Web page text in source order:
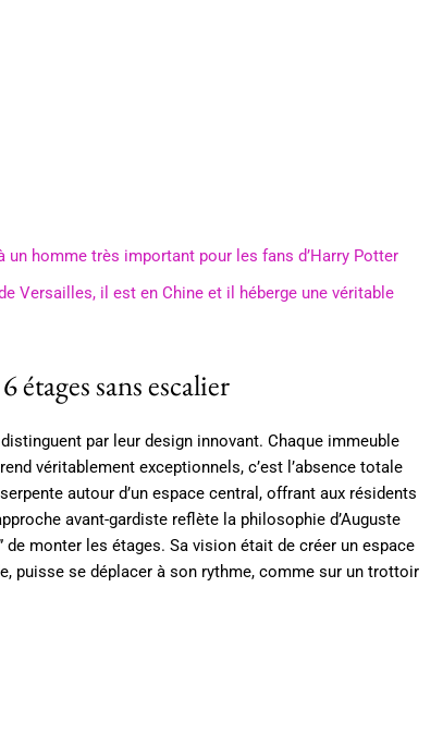
homme très important pour les fans d’Harry Potter
Versailles, il est en Chine et il héberge une véritable
sans escalier
par leur design innovant. Chaque immeuble
véritablement exceptionnels, c’est l’absence totale
autour d’un espace central, offrant aux résidents
avant-gardiste reflète la philosophie d’Auguste
monter les étages. Sa vision était de créer un espace
puisse se déplacer à son rythme, comme sur un trottoir